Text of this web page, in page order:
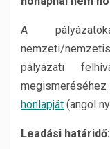
A
nemzeti/
pályázati
honlapját (angol
Leadási határidő: